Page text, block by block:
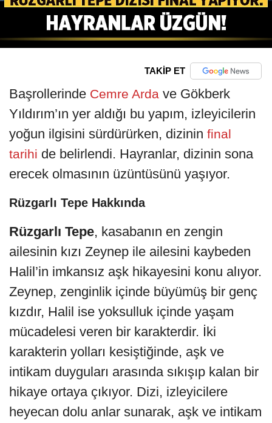
TAKİP ET
Başrollerinde Cemre Arda ve Gökberk
Yıldırım’ın yer aldığı bu yapım, izleyicilerin
yoğun ilgisini sürdürürken, dizinin final
tarihi de belirlendi. Hayranlar, dizinin sona
erecek olmasının üzüntüsünü yaşıyor.
Rüzgarlı Tepe Hakkında
Rüzgarlı Tepe, kasabanın en zengin
ailesinin kızı Zeynep ile ailesini kaybeden
Halil’in imkansız aşk hikayesini konu alıyor.
Zeynep, zenginlik içinde büyümüş bir genç
kızdır, Halil ise yoksulluk içinde yaşam
mücadelesi veren bir karakterdir. İki
karakterin yolları kesiştiğinde, aşk ve
intikam duyguları arasında sıkışıp kalan bir
hikaye ortaya çıkıyor. Dizi, izleyicilere
heyecan dolu anlar sunarak, aşk ve intikam